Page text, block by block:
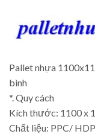
Pallet nhựa
bình
*. Quy cách
Kích thước: 1100 x
Chất liệu: PPC/